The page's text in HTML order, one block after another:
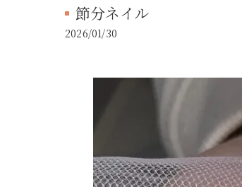
節分ネイル
2026/01/30